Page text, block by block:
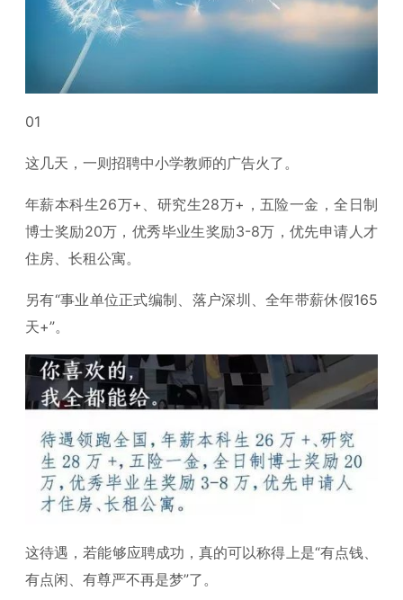
01
这几天，一则招聘中小学教师的广告火了。
年薪本科生26万+、研究生28万+，五险一金，全日制
博士奖励20万，优秀毕业生奖励3-8万，优先申请人才
住房、长租公寓。
另有“事业单位正式编制、落户深圳、全年带薪休假165
天+”。
这待遇，若能够应聘成功，真的可以称得上是“有点钱、
有点闲、有尊严不再是梦”了。